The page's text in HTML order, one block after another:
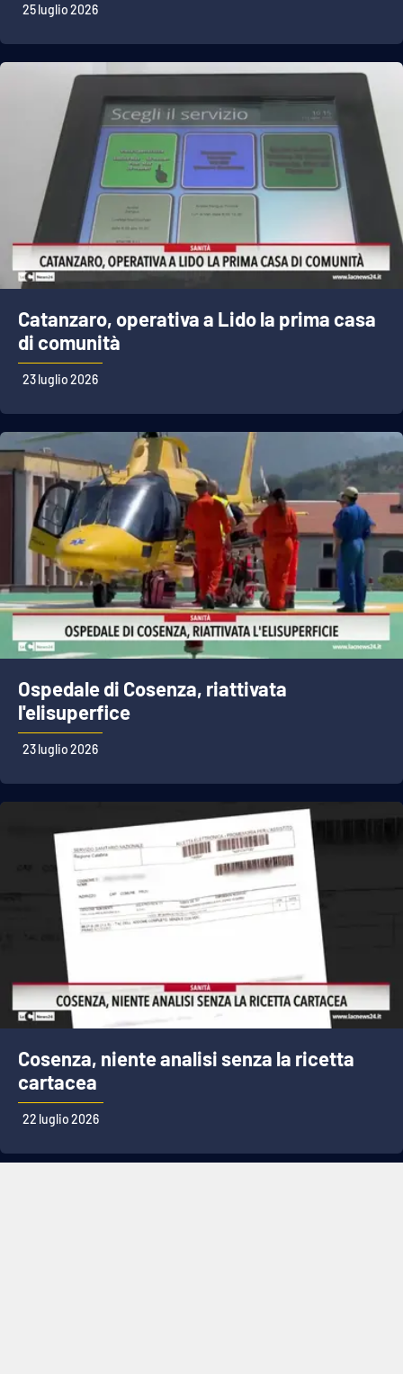
25 luglio 2026
Catanzaro, operativa a Lido la prima casa
di comunità
23 luglio 2026
Ospedale di Cosenza, riattivata
l'elisuperfice
23 luglio 2026
Cosenza, niente analisi senza la ricetta
cartacea
22 luglio 2026